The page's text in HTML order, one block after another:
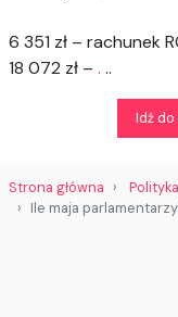
6 351 zł – rachunek
18 072 zł – . ..
Idź
Strona główna
Ile maja